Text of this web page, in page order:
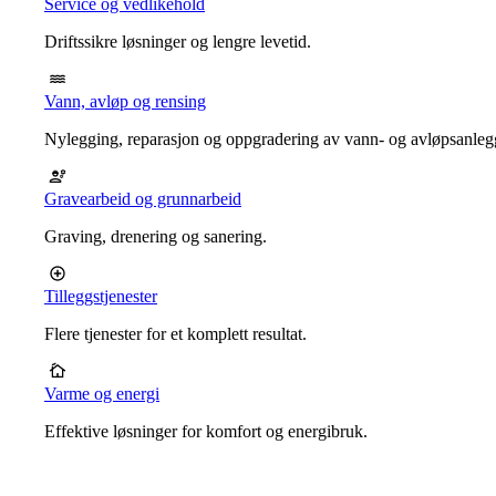
Driftssikre løsninger og lengre levetid.
Vann, avløp og rensing
Nylegging, reparasjon og oppgradering av vann- og
Gravearbeid og grunnarbeid
Graving, drenering og sanering.
Tilleggstjenester
Flere tjenester for et komplett resultat.
Varme og energi
Effektive løsninger for komfort og energibruk.